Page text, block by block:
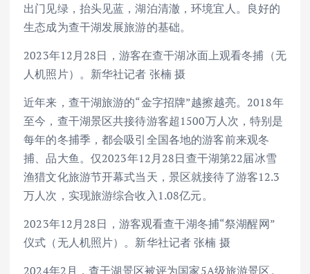
出门见绿，抬头见蓝，湖泊清澈，环境宜人。良好的
生态成为查干湖发展旅游的基础。
2023年12月28日，游客在查干湖冰面上观看冬捕（无
人机照片）。新华社记者 张楠 摄
近年来，查干湖旅游的“金字招牌”越擦越亮。2018年
至今，查干湖景区共接待游客超1500万人次，特别是
每年的冬捕季，都会吸引全国各地的游客前来观冬
捕、品大鱼。仅2023年12月28日查干湖第22届冰雪
渔猎文化旅游节开幕式当天，景区就接待了游客12.3
万人次，实现旅游综合收入1.08亿元。
2023年12月28日，游客观看查干湖冬捕“祭湖醒网”
仪式（无人机照片）。新华社记者 张楠 摄
2024年2月，查干湖景区被评为国家5A级旅游景区。